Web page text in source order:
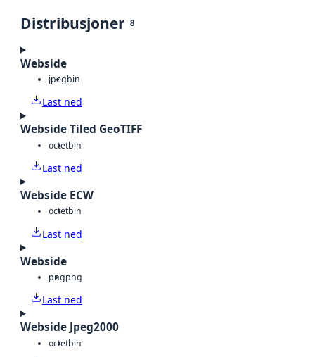
Distribusjoner 8
Webside
jpegbin
Last ned
Webside Tiled GeoTIFF
octetbin
Last ned
Webside ECW
octetbin
Last ned
Webside
pngpng
Last ned
Webside Jpeg2000
octetbin